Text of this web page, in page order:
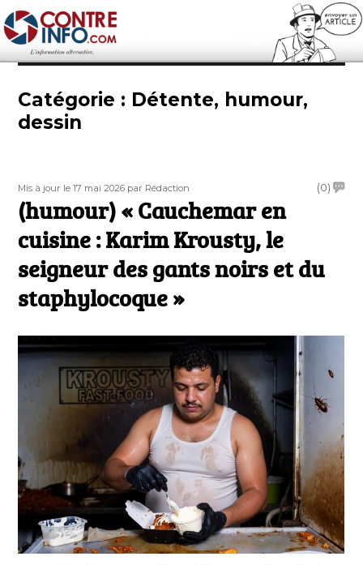
Contre-Info
Catégorie : Détente, humour,
dessin
Publié
le
Mis à jour le 17 mai 2026 Auteur
par Rédaction (0)on
le
des
noirs
du
»
(humour) « Cauchemar en
cuisine : Karim Krousty, le
seigneur des gants noirs et du
staphylocoque »